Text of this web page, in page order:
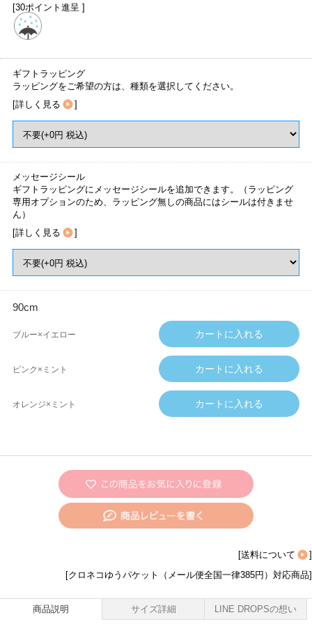
[30ポイント進呈 ]
ギフトラッピング
ラッピングをご希望の方は、種類を選択してください。
[詳しく見る ]
メッセージシール
ギフトラッピングにメッセージシールを追加できます。（ラッピング
専用オプションのため、ラッピング無しの商品にはシールは付きませ
ん）
[詳しく見る ]
90cm
ブルー×イエロー
ピンク×ミント
オレンジ×ミント
[送料について
]
[クロネコゆうパケット（メール便全国一律385円）対応商品]
商品説明 サイズ詳細 LINE DROPSの想い